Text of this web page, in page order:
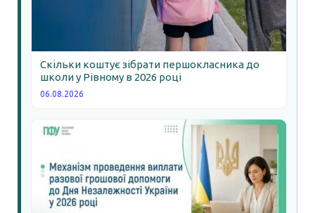
Скільки коштує зібрати першокласника до
школи у Рівному в 2026 році
06.08.2026